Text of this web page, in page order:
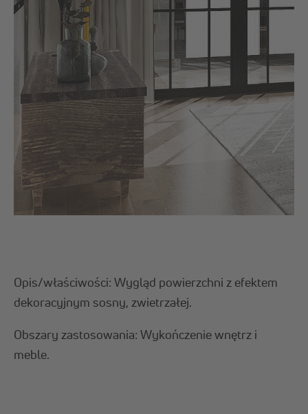
Opis/właściwości: Wygląd powierzchni z efektem
dekoracyjnym sosny, zwietrzałej.
Obszary zastosowania: Wykończenie wnętrz i
meble.